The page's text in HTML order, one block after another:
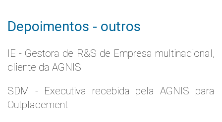
Depoimentos - outros
IE - Gestora de R&S de Empresa multinacional,
cliente da AGNIS
SDM - Executiva recebida pela AGNIS para
Outplacement